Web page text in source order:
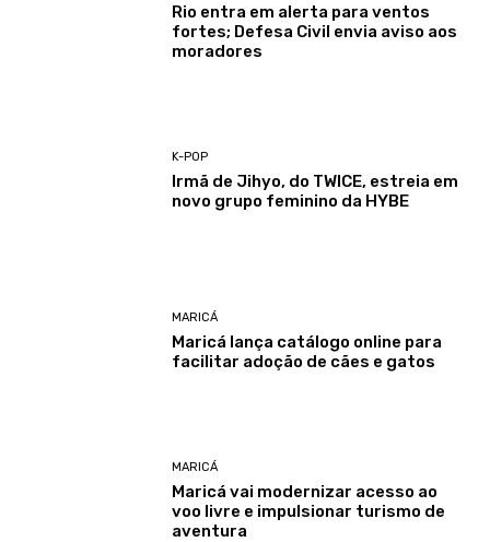
Rio entra em alerta para ventos
fortes; Defesa Civil envia aviso aos
moradores
K-POP
Irmã de Jihyo, do TWICE, estreia em
novo grupo feminino da HYBE
MARICÁ
Maricá lança catálogo online para
facilitar adoção de cães e gatos
MARICÁ
Maricá vai modernizar acesso ao
voo livre e impulsionar turismo de
aventura